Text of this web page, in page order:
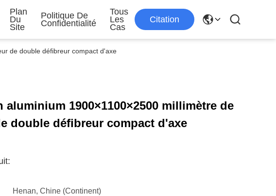
Plan
Du
Site
Politique De
Confidentialité
Tous
Les
Cas
Citation
de double défibreur compact d'axe
aluminium 1900×1100×2500 millimètre de
double défibreur compact d'axe
Henan, Chine (continent)